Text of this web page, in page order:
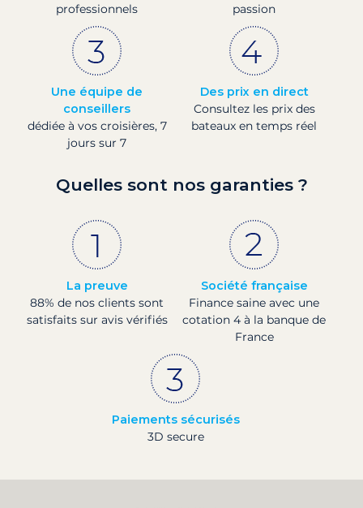
professionnels
passion
Une équipe de
conseillers
dédiée à vos croisières, 7
jours sur 7
Des prix en direct
Consultez les prix des
bateaux en temps réel
Quelles sont nos garanties ?
La preuve
88% de nos clients sont
satisfaits sur avis vérifiés
Société française
Finance saine avec une
cotation 4 à la banque de
France
Paiements sécurisés
3D secure